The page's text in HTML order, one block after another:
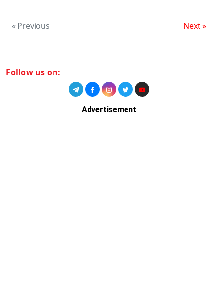
« Previous Next »
Follow us on:
Advertisement